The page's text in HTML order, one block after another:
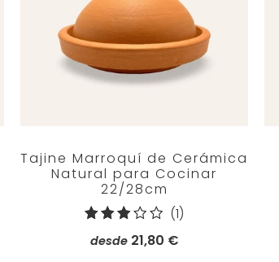
Tajine Marroquí de Cerámica
Natural para Cocinar
22/28cm
(1)
desde 21,80 €